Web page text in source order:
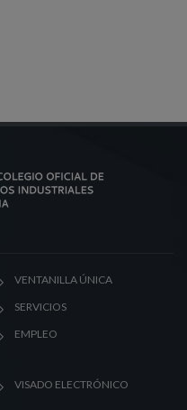
VENTANILLA ÚNICA
SERVICIOS
EMPLEO
VISADO ELECTRÓNICO